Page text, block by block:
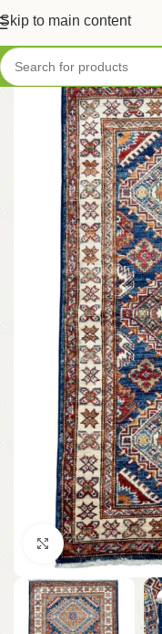
Skip to main content
Click to enlarge